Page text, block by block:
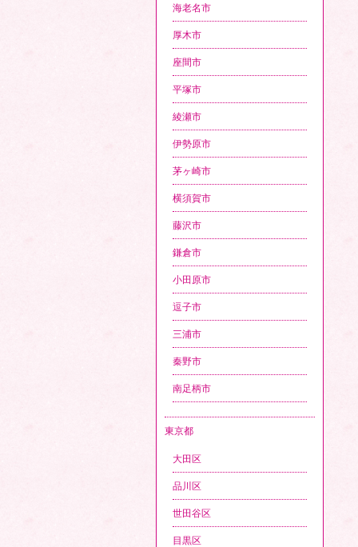
海老名市
厚木市
座間市
平塚市
綾瀬市
伊勢原市
茅ヶ崎市
横須賀市
藤沢市
鎌倉市
小田原市
逗子市
三浦市
秦野市
南足柄市
東京都
大田区
品川区
世田谷区
目黒区